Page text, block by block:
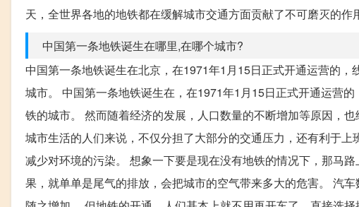
天，全世界各地的地铁都在缓解城市交通方面贡献了不可磨灭的作
中国第一条地铁诞生在哪里,在哪个城市?
中国第一条地铁诞生在北京，在1971年1月15日正式开通运营的
城市。 中国第一条地铁诞生在，在1971年1月15日正式开通运营
铁的城市。 然而随着经济的发展，人口数量的不断增加等原因，
城市生活的人们来说，不仅分担了大部分的交通压力，还有利于
减少对环境的污染。 想象一下要是现在没有地铁的情况下，那马
果，就单单是尾气的排放，会把城市的空气带来多大的危害。 汽